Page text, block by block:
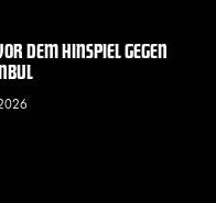
DEM HINSPIEL GEGEN